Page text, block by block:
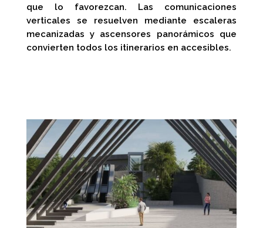
que lo favorezcan. Las comunicaciones
verticales se resuelven mediante escaleras
mecanizadas y ascensores panorámicos que
convierten todos los itinerarios en accesibles.